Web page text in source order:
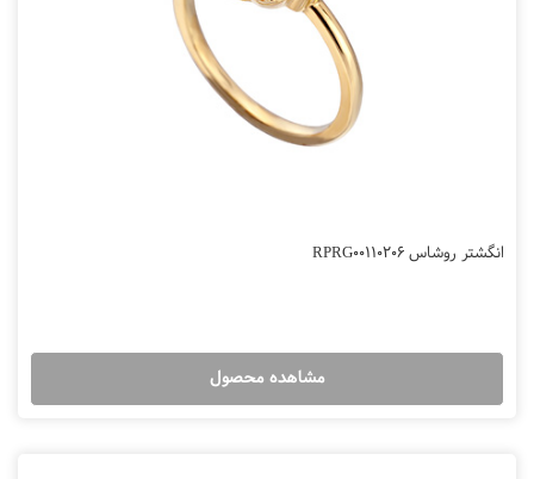
انگشتر روشاس RPRG00110206
مشاهده محصول